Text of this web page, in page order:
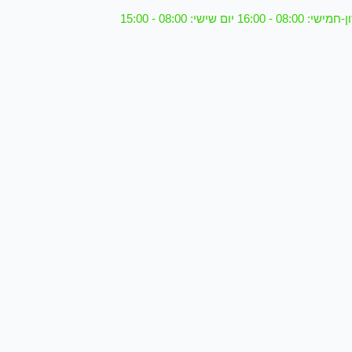
- 16:00 יום שישי: 08:00 - 15:00